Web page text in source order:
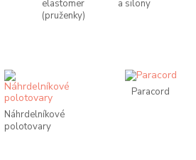
elastomer
(pruženky)
a silony
Náhrdelníkové
polotovary
Paracord